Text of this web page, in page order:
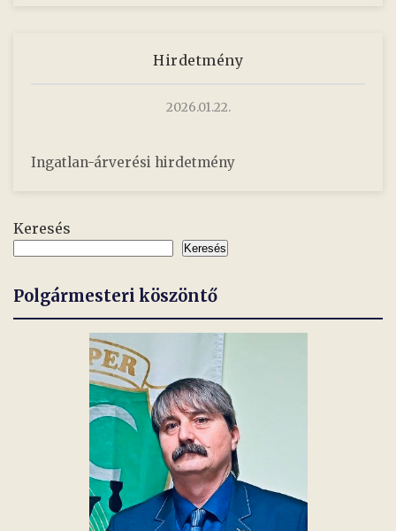
Keresés
Keresés
Polgármesteri köszöntő
Hirdetmény
2026.01.22.
Ingatlan-árverési hirdetmény